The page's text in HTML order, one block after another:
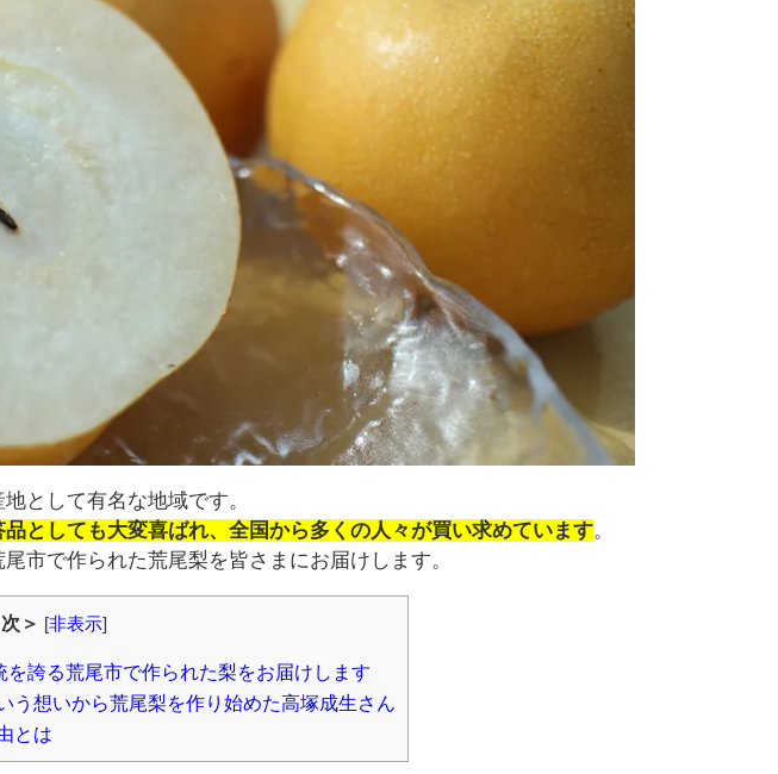
として有名な地域です。
品としても大変喜ばれ、全国から多くの人々が買い求めています。
市で作られた荒尾梨を皆さまにお届けします。
＞ [非表示]
誇る荒尾市で作られた梨をお届けします
う想いから荒尾梨を作り始めた高塚成生さん
とは